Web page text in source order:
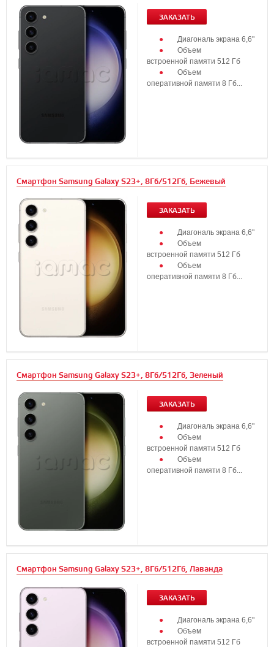
ЗАКАЗАТЬ
Диагональ экрана 6,6"
Объем
встроенной памяти 512 Гб
Объем
оперативной памяти 8 Гб...
Смартфон Samsung Galaxy S23+, 8Гб/512Гб, Бежевый
ЗАКАЗАТЬ
Диагональ экрана 6,6"
Объем
встроенной памяти 512 Гб
Объем
оперативной памяти 8 Гб...
Смартфон Samsung Galaxy S23+, 8Гб/512Гб, Зеленый
ЗАКАЗАТЬ
Диагональ экрана 6,6"
Объем
встроенной памяти 512 Гб
Объем
оперативной памяти 8 Гб...
Смартфон Samsung Galaxy S23+, 8Гб/512Гб, Лаванда
ЗАКАЗАТЬ
Диагональ экрана 6,6"
Объем
встроенной памяти 512 Гб